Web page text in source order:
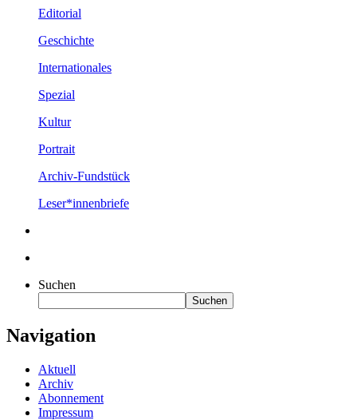
Editorial
Geschichte
Internationales
Spezial
Kultur
Portrait
Archiv-Fundstück
Leser*innenbriefe
Suchen
Suchen
Navigation
Aktuell
Archiv
Abonnement
Impressum